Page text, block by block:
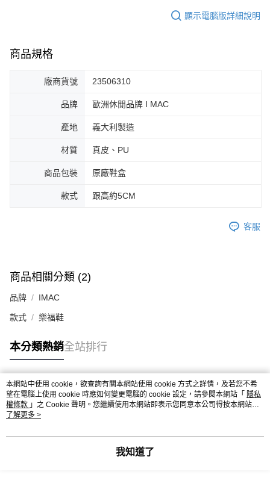
顯示電腦版詳細說明
商品規格
廠商貨號 23506310
品牌 歐洲休閒品牌 I MAC
產地 義大利製造
材質 真皮、PU
商品包裝 原廠鞋盒
款式 跟高約5CM
客服
商品相關分類 (2)
品牌 IMAC
款式 樂福鞋
本分類熱銷全站排行
熱門標籤
本網站中使用 cookie，欲查詢有關本網站使用 cookie 方式之詳情，及若您不希
望在電腦上使用 cookie 時應如何變更電腦的 cookie 設定，請參閱本網站「 隱私
權條款 」之 Cookie 聲明。您繼續使用本網站即表示您同意本公司得按本網站使
用條款之 Cookie 聲明使用 cookie。
了解更多 >
我知道了